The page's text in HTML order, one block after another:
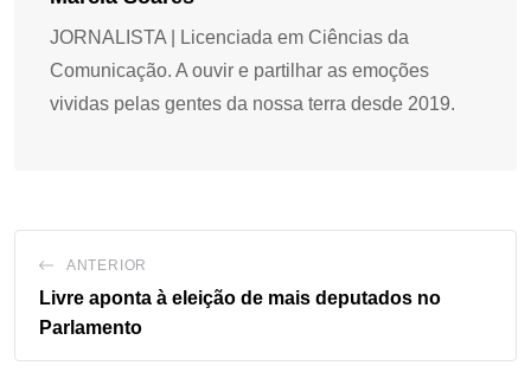
JORNALISTA | Licenciada em Ciências da
Comunicação. A ouvir e partilhar as emoções
vividas pelas gentes da nossa terra desde 2019.
ANTERIOR
Livre aponta à eleição de mais deputados no
Parlamento